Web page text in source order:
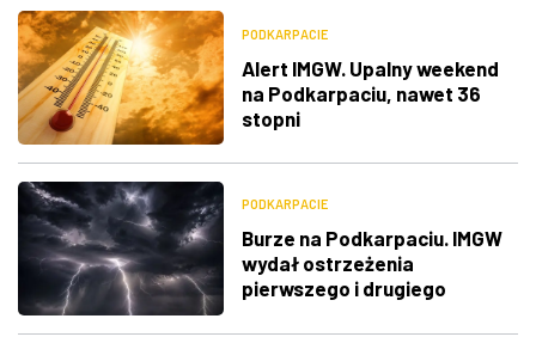
PODKARPACIE
Alert IMGW. Upalny weekend
na Podkarpaciu, nawet 36
stopni
PODKARPACIE
Burze na Podkarpaciu. IMGW
wydał ostrzeżenia
pierwszego i drugiego